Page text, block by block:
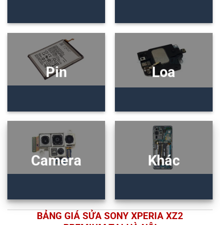
Pin Loa
Camera Khác
BẢNG GIÁ SỬA SONY XPERIA XZ2